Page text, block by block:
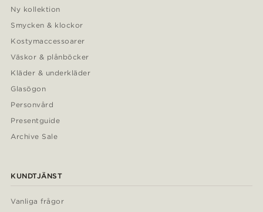
Ny kollektion
Smycken & klockor
Kostymaccessoarer
Väskor & plånböcker
Kläder & underkläder
Glasögon
Personvård
Presentguide
Archive Sale
KUNDTJÄNST
Vanliga frågor